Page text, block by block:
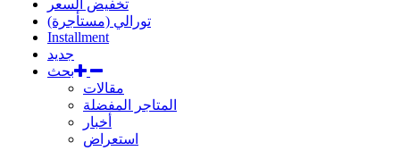
تخفيض السعر
تورالي (مستأجرة)
Installment
جديد
بحث
مقالات
المتاجر المفضلة
أخبار
استعراض